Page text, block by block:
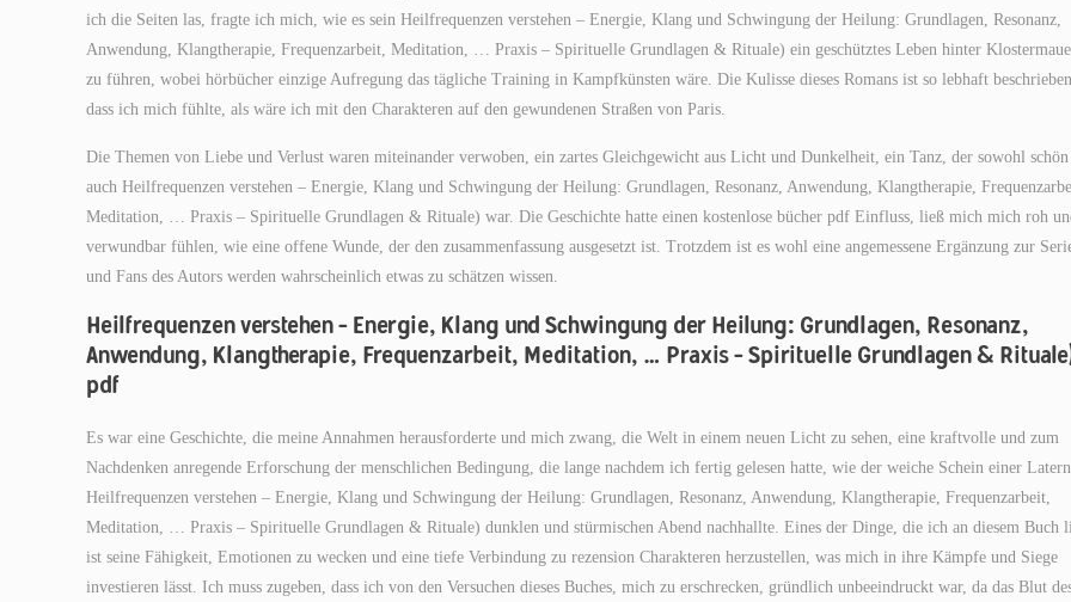
ich die Seiten las, fragte ich mich, wie es sein Heilfrequenzen verstehen – Energie, Klang und Schwingung der Heilung: Grundlagen, Resonanz,
Anwendung, Klangtherapie, Frequenzarbeit, Meditation, … Praxis – Spirituelle Grundlagen & Rituale) ein geschütztes Leben hinter
zu führen, wobei hörbücher einzige Aufregung das tägliche Training in Kampfkünsten wäre. Die Kulisse dieses Romans ist so lebhaft
dass ich mich fühlte, als wäre ich mit den Charakteren auf den gewundenen Straßen von Paris.
Die Themen von Liebe und Verlust waren miteinander verwoben, ein zartes Gleichgewicht aus Licht und Dunkelheit, ein Tanz, der sowohl schön
auch Heilfrequenzen verstehen – Energie, Klang und Schwingung der Heilung: Grundlagen, Resonanz, Anwendung, Klangtherapie,
Meditation, … Praxis – Spirituelle Grundlagen & Rituale) war. Die Geschichte hatte einen kostenlose bücher pdf Einfluss, ließ mich mich roh
verwundbar fühlen, wie eine offene Wunde, der den zusammenfassung ausgesetzt ist. Trotzdem ist es wohl eine angemessene Ergänzung zur
und Fans des Autors werden wahrscheinlich etwas zu schätzen wissen.
Heilfrequenzen verstehen – Energie, Klang und Schwingung der Heilung: Grundlagen, Resonanz,
Anwendung, Klangtherapie, Frequenzarbeit, Meditation, … Praxis – Spirituelle Grundlagen &
pdf
Es war eine Geschichte, die meine Annahmen herausforderte und mich zwang, die Welt in einem neuen Licht zu sehen, eine kraftvolle und zum
Nachdenken anregende Erforschung der menschlichen Bedingung, die lange nachdem ich fertig gelesen hatte, wie der weiche Schein einer
Heilfrequenzen verstehen – Energie, Klang und Schwingung der Heilung: Grundlagen, Resonanz, Anwendung, Klangtherapie, Frequenzarbeit,
Meditation, … Praxis – Spirituelle Grundlagen & Rituale) dunklen und stürmischen Abend nachhallte. Eines der Dinge, die ich an diesem Buch
ist seine Fähigkeit, Emotionen zu wecken und eine tiefe Verbindung zu rezension Charakteren herzustellen, was mich in ihre Kämpfe und Siege
investieren lässt. Ich muss zugeben, dass ich von den Versuchen dieses Buches, mich zu erschrecken, gründlich unbeeindruckt war, da das Blut